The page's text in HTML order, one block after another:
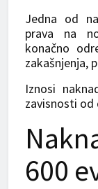
Jedna od
prava na
konačno
zakašnjenja,
Iznosi
zavisnosti od
600